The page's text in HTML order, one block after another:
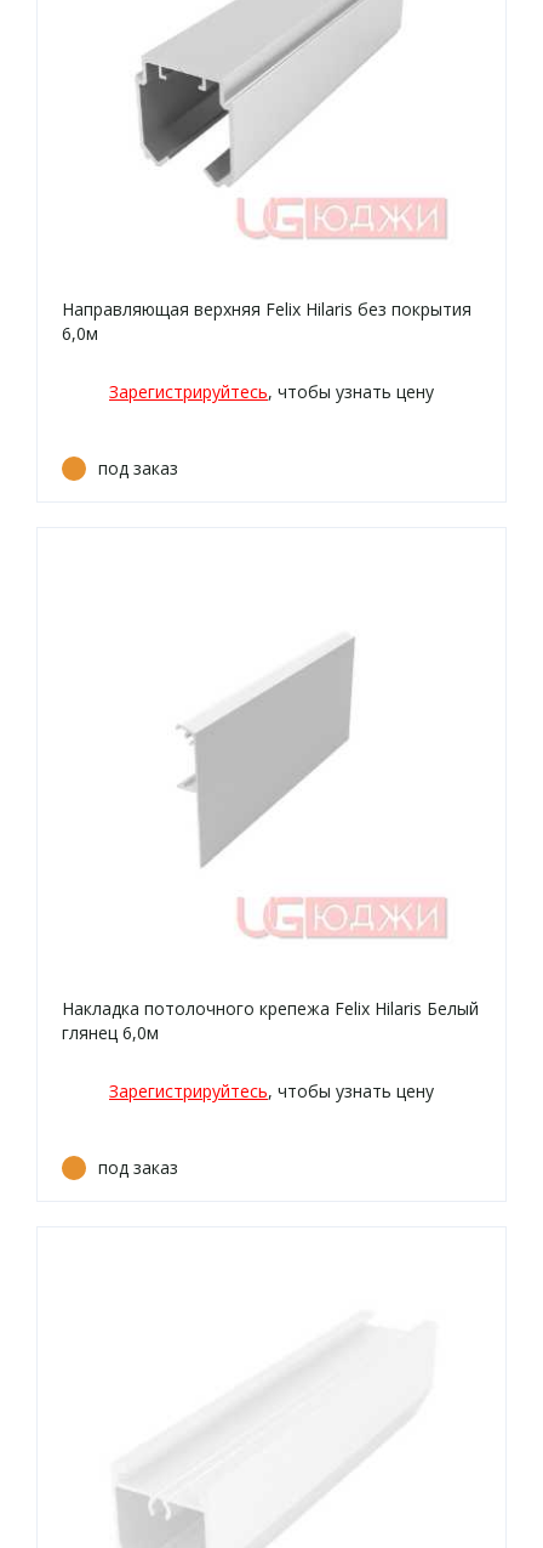
Направляющая верхняя Felix Hilaris без покрытия
6,0м
Зарегистрируйтесь, чтобы узнать цену
под заказ
Накладка потолочного крепежа Felix Hilaris Белый
глянец 6,0м
Зарегистрируйтесь, чтобы узнать цену
под заказ